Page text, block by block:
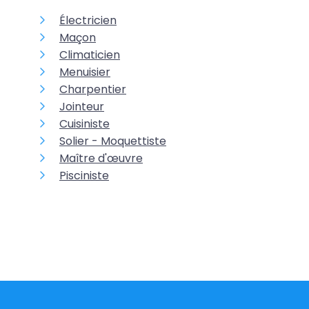
Électricien
Maçon
Climaticien
Menuisier
Charpentier
Jointeur
Cuisiniste
Solier - Moquettiste
Maître d'œuvre
Pisciniste